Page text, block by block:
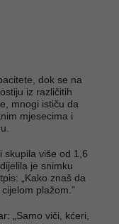
dok se na
iz različitih
mnogi ističu da
mjesecima i
skupila više od 1,6
je snimku
„Kako znaš da
plažom.”
„Samo viči, kćeri,